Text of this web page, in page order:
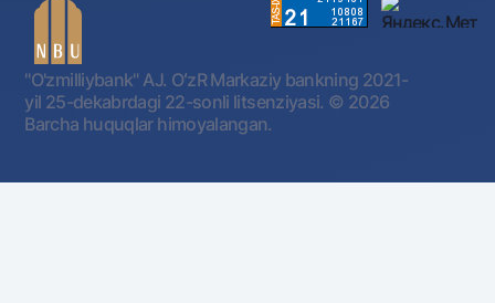
"O'zmilliybank" AJ. OʻzR Markaziy bankning 2021-
yil 25-dekabrdagi 22-sonli litsenziyasi. © 2026
Barcha huquqlar himoyalangan.